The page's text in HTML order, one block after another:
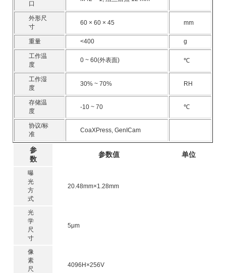
口
外形尺
寸
60 × 60 × 45 mm
重量 <400 g
工作温
度
0 ~ 60(外表面) ℃
工作湿
度
30% ~ 70% RH
存储温
度
-10 ~ 70 ℃
协议/标
准
CoaXPress, GenICam
参
数
参数值 单位
曝
光
方
式
20.48mm×1.28mm
光
学
尺
寸
5μm
像
素
尺
4096H×256V